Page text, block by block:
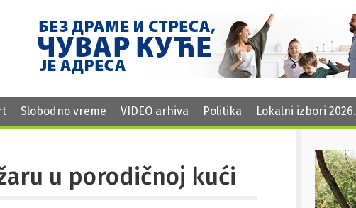
Slobodno vreme VIDEO arhiva Politika Lokalni izbori 2026.
u porodičnoj kući